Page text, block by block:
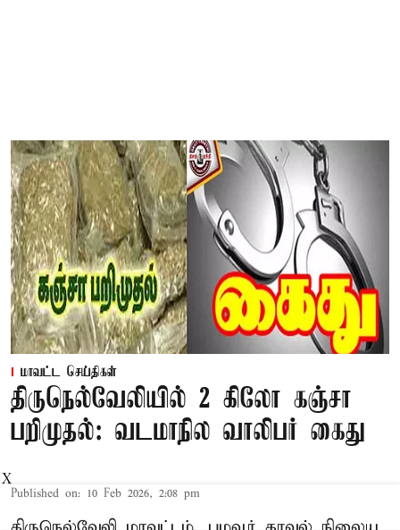
மாவட்ட செய்திகள்
திருநெல்வேலியில் 2 கிலோ கஞ்சா
பறிமுதல்: வடமாநில வாலிபர் கைது
Published on: 10 Feb 2026, 2:08 pm
X